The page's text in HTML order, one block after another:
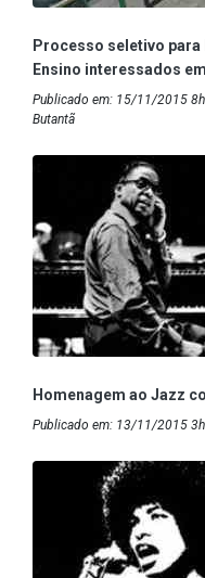
Processo seletivo
Ensino interessados
Publicado em: 15/11/2015
Butantã
Homenagem ao Jazz
Publicado em: 13/11/2015